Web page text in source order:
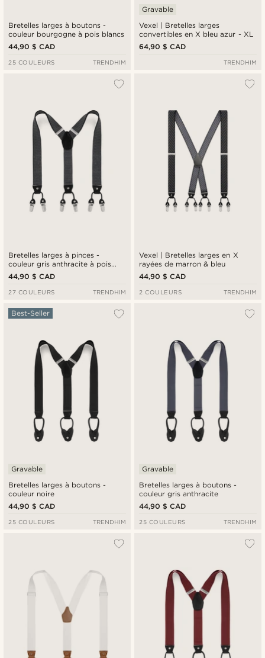
Bretelles larges à boutons -
couleur bourgogne à pois blancs
44,90 $ CAD
25 COULEURS TRENDHIM
Vexel | Bretelles larges
convertibles en X bleu azur - XL
Gravable
64,90 $ CAD
TRENDHIM
Bretelles larges à pinces -
couleur gris anthracite à pois
blancs
44,90 $ CAD
27 COULEURS TRENDHIM
Vexel | Bretelles larges en X
rayées de marron & bleu
44,90 $ CAD
2 COULEURS TRENDHIM
Bretelles larges à boutons -
couleur noire
Best-Seller
Gravable
44,90 $ CAD
25 COULEURS TRENDHIM
Bretelles larges à boutons -
couleur gris anthracite
Gravable
44,90 $ CAD
25 COULEURS TRENDHIM